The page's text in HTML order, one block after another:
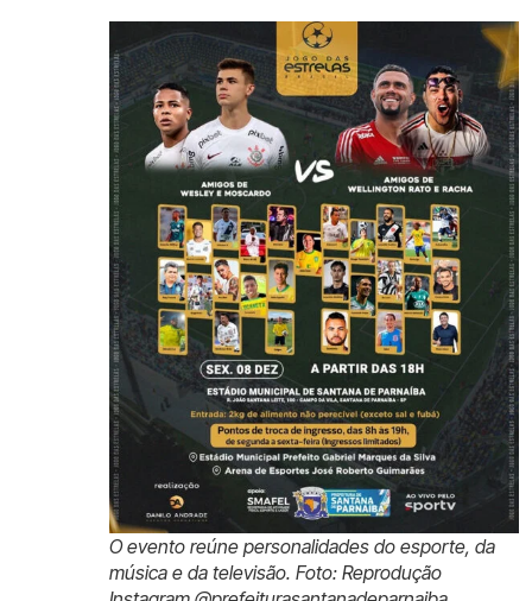
O evento reúne personalidades do esporte, da
música e da televisão. Foto: Reprodução